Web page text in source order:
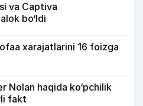
va Captiva
bo‘ldi
xarajatlarini 16 foizga
Nolan haqida ko‘pchilik
fakt